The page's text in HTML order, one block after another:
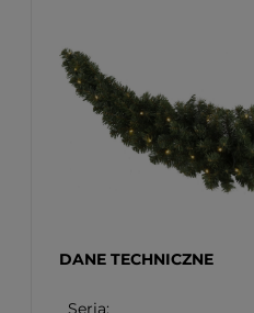
DANE TECHNICZNE
Seria: